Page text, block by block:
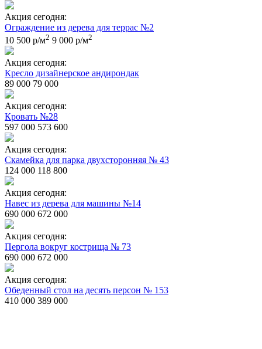
Акция сегодня:
Ограждение из дерева для террас №2
10 500 р/м2 9 000 р/м2
Акция сегодня:
Кресло дизайнерское андирондак
89 000 79 000
Акция сегодня:
Кровать №28
597 000 573 600
Акция сегодня:
Скамейка для парка двухсторонняя № 43
124 000 118 800
Акция сегодня:
Навес из дерева для машины №14
690 000 672 000
Акция сегодня:
Пергола вокруг кострища № 73
690 000 672 000
Акция сегодня:
Обеденный стол на десять персон № 153
410 000 389 000